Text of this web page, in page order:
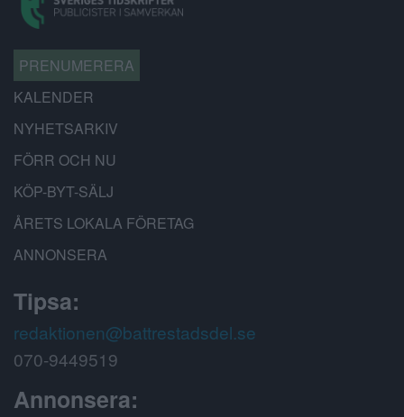
PRENUMERERA
KALENDER
NYHETSARKIV
FÖRR OCH NU
KÖP-BYT-SÄLJ
ÅRETS LOKALA FÖRETAG
ANNONSERA
Tipsa:
redaktionen@battrestadsdel.se
070-9449519
Annonsera: